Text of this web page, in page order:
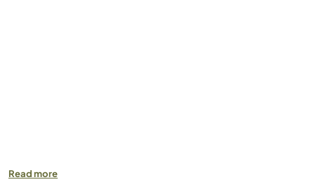
Read more